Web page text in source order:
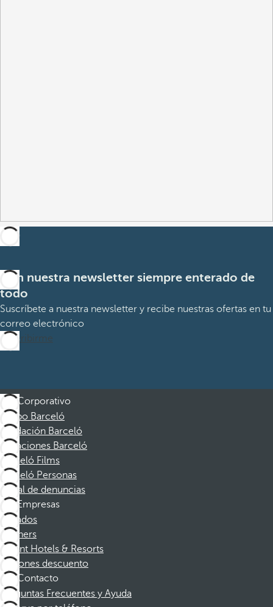
Con nuestra newsletter siempre enterado de
todo
Suscríbete a nuestra newsletter y recibe nuestras ofertas en tu
correo electrónico
Suscribirme
Corporativo
Grupo Barceló
Fundación Barceló
Vacaciones Barceló
Barceló Films
Barceló Personas
Canal de denuncias
Empresas
Afiliados
Partners
Dorint Hotels & Resorts
Cupones descuento
Contacto
Preguntas Frecuentes y Ayuda